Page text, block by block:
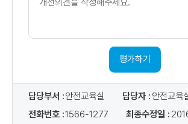
평가하기
담당부서 :안전교육실 담당자 : 안전교육
전화번호 :1566-1277 최종수정일 :